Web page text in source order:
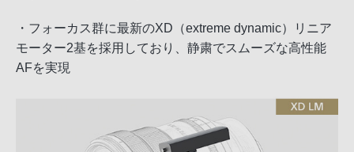
・フォーカス群に最新のXD（extreme dynamic）リニア
モーター2基を採用しており、静粛でスムーズな高性能
AFを実現